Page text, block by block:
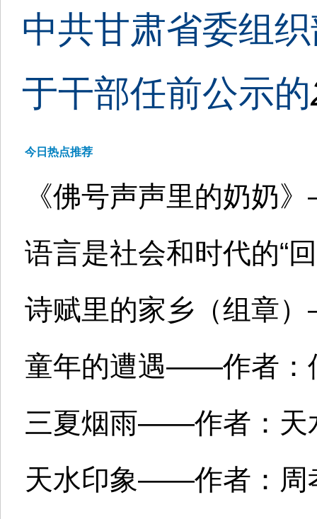
中共甘肃省委组
于干部任前公示的
今日热点推荐
《佛号声声里的奶奶
语言是社会和时代的“
诗赋里的家乡（组章
童年的遭遇——作者：
三夏烟雨——作者：天
天水印象——作者：周